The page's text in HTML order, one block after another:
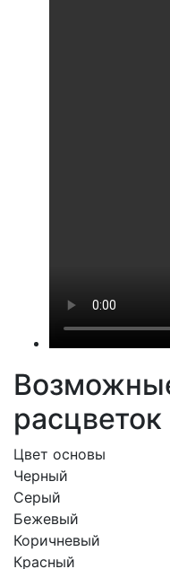
расцветок
Цвет основы
Черный
Серый
Бежевый
Коричневый
Красный